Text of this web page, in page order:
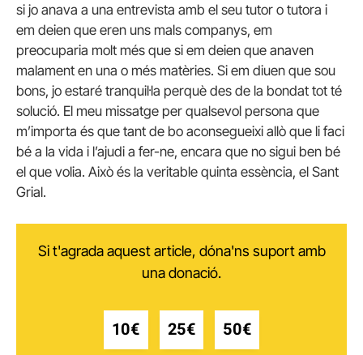
si jo anava a una entrevista amb el seu tutor o tutora i
em deien que eren uns mals companys, em
preocuparia molt més que si em deien que anaven
malament en una o més matèries. Si em diuen que sou
bons, jo estaré tranquil·la perquè des de la bondat tot té
solució. El meu missatge per qualsevol persona que
m’importa és que tant de bo aconsegueixi allò que li faci
bé a la vida i l’ajudi a fer-ne, encara que no sigui ben bé
el que volia. Això és la veritable quinta essència, el Sant
Grial.
Si t'agrada aquest article, dóna'ns suport amb
una donació.
10€ 25€ 50€